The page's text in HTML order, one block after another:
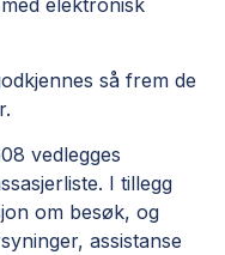
elektronisk
så frem de
vedlegges
I tillegg
om besøk, og
assistanse